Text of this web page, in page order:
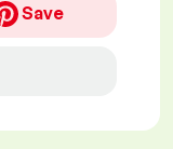
Save